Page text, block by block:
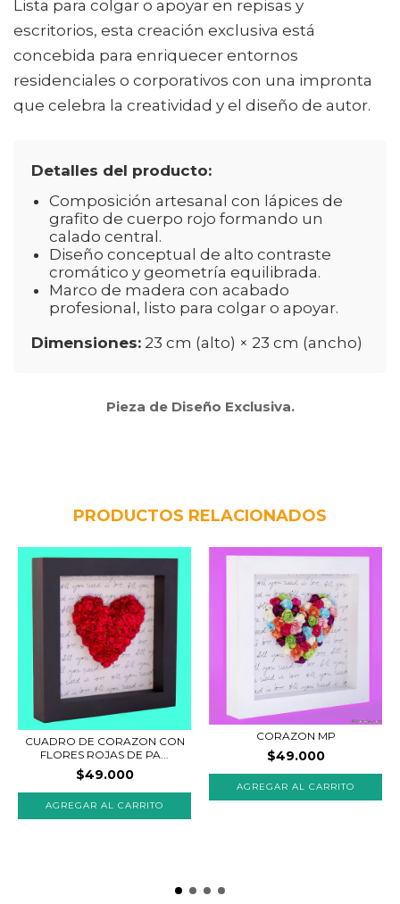
Lista para colgar o apoyar en repisas y
escritorios, esta creación exclusiva está
concebida para enriquecer entornos
residenciales o corporativos con una impronta
que celebra la creatividad y el diseño de autor.
Detalles del producto:
Composición artesanal con lápices de
grafito de cuerpo rojo formando un
calado central.
Diseño conceptual de alto contraste
cromático y geometría equilibrada.
Marco de madera con acabado
profesional, listo para colgar o apoyar.
Dimensiones: 23 cm (alto) × 23 cm (ancho)
Pieza de Diseño Exclusiva.
PRODUCTOS RELACIONADOS
CUADRO DE CORAZON CON
FLORES ROJAS DE PA...
$49.000
AGREGAR AL CARRITO
CORAZON MP
$49.000
AGREGAR AL CARRITO